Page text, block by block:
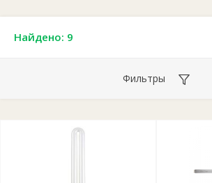
Найдено: 9
Фильтры